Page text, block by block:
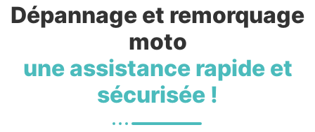
Dépannage et remorquage
moto
une assistance rapide et
sécurisée !